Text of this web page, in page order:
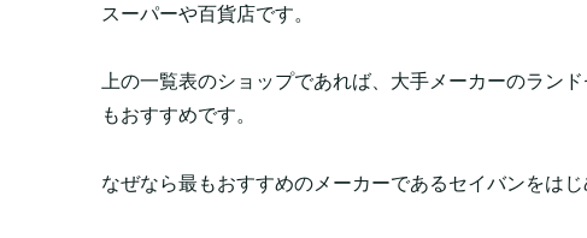
スーパーや百貨店です。
上の一覧表のショップであれば、大手メーカーのラン
もおすすめです。
なぜなら最もおすすめのメーカーであるセイバンをは